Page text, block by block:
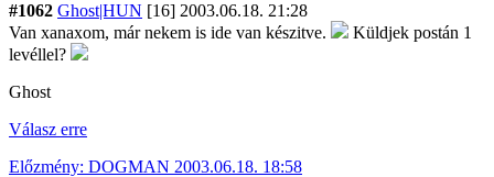
#1062 Ghost|HUN [16] 2003.06.18. 21:28
Van xanaxom, már nekem is ide van készitve.
Küldjek postán 1
levéllel?
Ghost
Válasz erre
Előzmény: DOGMAN 2003.06.18. 18:58